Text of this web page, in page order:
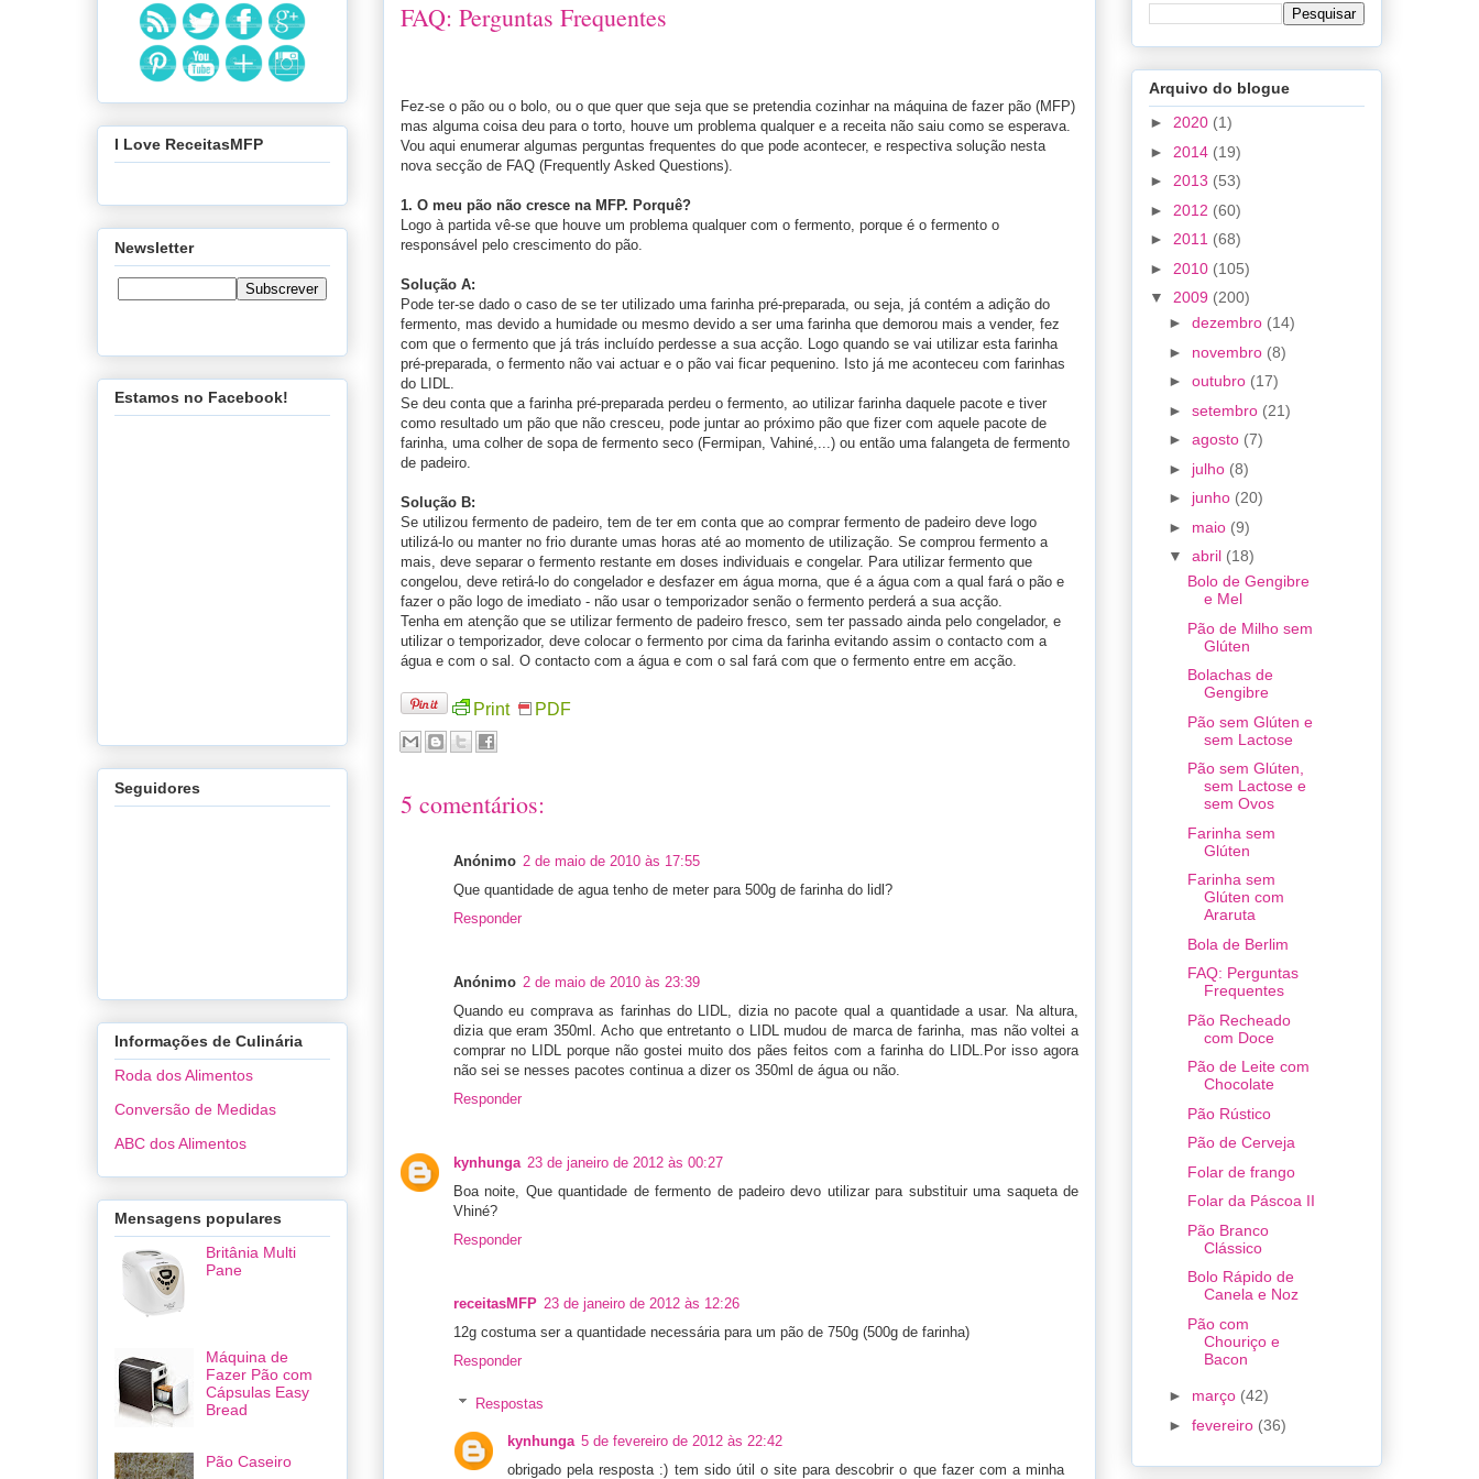
FAQ: Perguntas Frequentes
Fez-se o pão ou o bolo, ou o que quer que seja que se pretendia cozinhar na máquina de fazer pão (MFP)
mas alguma coisa deu para o torto, houve um problema qualquer e a receita não saiu como se esperava.
Vou aqui enumerar algumas perguntas frequentes do que pode acontecer, e respectiva solução nesta
nova secção de FAQ (Frequently Asked Questions).
1. O meu pão não cresce na MFP. Porquê?
Logo à partida vê-se que houve um problema qualquer com o fermento, porque é o fermento o
responsável pelo crescimento do pão.
Solução A:
Pode ter-se dado o caso de se ter utilizado uma farinha pré-preparada, ou seja, já contém a adição do
fermento, mas devido a humidade ou mesmo devido a ser uma farinha que demorou mais a vender, fez
com que o fermento que já trás incluído perdesse a sua acção. Logo quando se vai utilizar esta farinha
pré-preparada, o fermento não vai actuar e o pão vai ficar pequenino. Isto já me aconteceu com farinhas
do LIDL.
Se deu conta que a farinha pré-preparada perdeu o fermento, ao utilizar farinha daquele pacote e tiver
como resultado um pão que não cresceu, pode juntar ao próximo pão que fizer com aquele pacote de
farinha, uma colher de sopa de fermento seco (Fermipan, Vahiné,...) ou então uma falangeta de fermento
de padeiro.
Solução B:
Se utilizou fermento de padeiro, tem de ter em conta que ao comprar fermento de padeiro deve logo
utilizá-lo ou manter no frio durante umas horas até ao momento de utilização. Se comprou fermento a
mais, deve separar o fermento restante em doses individuais e congelar. Para utilizar fermento que
congelou, deve retirá-lo do congelador e desfazer em água morna, que é a água com a qual fará o pão e
fazer o pão logo de imediato - não usar o temporizador senão o fermento perderá a sua acção.
Tenha em atenção que se utilizar fermento de padeiro fresco, sem ter passado ainda pelo congelador, e
utilizar o temporizador, deve colocar o fermento por cima da farinha evitando assim o contacto com a
água e com o sal. O contacto com a água e com o sal fará com que o fermento entre em acção.
Print PDF
5 comentários:
Anónimo 2 de maio de 2010 às 17:55
Que quantidade de agua tenho de meter para 500g de farinha do lidl?
Responder
Anónimo 2 de maio de 2010 às 23:39
Quando eu comprava as farinhas do LIDL, dizia no pacote qual a quantidade a usar. Na altura,
dizia que eram 350ml. Acho que entretanto o LIDL mudou de marca de farinha, mas não voltei a
comprar no LIDL porque não gostei muito dos pães feitos com a farinha do LIDL.Por isso agora
não sei se nesses pacotes continua a dizer os 350ml de água ou não.
Responder
kynhunga 23 de janeiro de 2012 às 00:27
Boa noite, Que quantidade de fermento de padeiro devo utilizar para substituir uma saqueta de
Vhiné?
Responder
receitasMFP 23 de janeiro de 2012 às 12:26
12g costuma ser a quantidade necessária para um pão de 750g (500g de farinha)
Responder
Respostas
kynhunga 5 de fevereiro de 2012 às 22:42
obrigado pela resposta :) tem sido útil o site para descobrir o que fazer com a minha
I Love ReceitasMFP
Newsletter
Estamos no Facebook!
Seguidores
Informações de Culinária
Roda dos Alimentos
Conversão de Medidas
ABC dos Alimentos
Mensagens populares
Britânia Multi
Pane
Máquina de
Fazer Pão com
Cápsulas Easy
Bread
Pão Caseiro
Arquivo do blogue
► 2020 (1)
► 2014 (19)
► 2013 (53)
► 2012 (60)
► 2011 (68)
► 2010 (105)
▼ 2009 (200)
► dezembro (14)
► novembro (8)
► outubro (17)
► setembro (21)
► agosto (7)
► julho (8)
► junho (20)
► maio (9)
▼ abril (18)
Bolo de Gengibre
e Mel
Pão de Milho sem
Glúten
Bolachas de
Gengibre
Pão sem Glúten e
sem Lactose
Pão sem Glúten,
sem Lactose e
sem Ovos
Farinha sem
Glúten
Farinha sem
Glúten com
Araruta
Bola de Berlim
FAQ: Perguntas
Frequentes
Pão Recheado
com Doce
Pão de Leite com
Chocolate
Pão Rústico
Pão de Cerveja
Folar de frango
Folar da Páscoa II
Pão Branco
Clássico
Bolo Rápido de
Canela e Noz
Pão com
Chouriço e
Bacon
► março (42)
► fevereiro (36)